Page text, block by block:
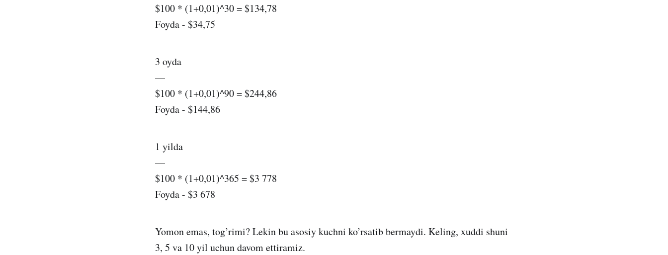
$100 * (1+0,01)^30 = $134,78
Foyda - $34,75
3 oyda
—
$100 * (1+0,01)^90 = $244,86
Foyda - $144,86
1 yilda
—
$100 * (1+0,01)^365 = $3 778
Foyda - $3 678
Yomon emas, tog’rimi? Lekin bu asosiy kuchni ko’rsatib bermaydi. Keling, xuddi shuni
3, 5 va 10 yil uchun davom ettiramiz.